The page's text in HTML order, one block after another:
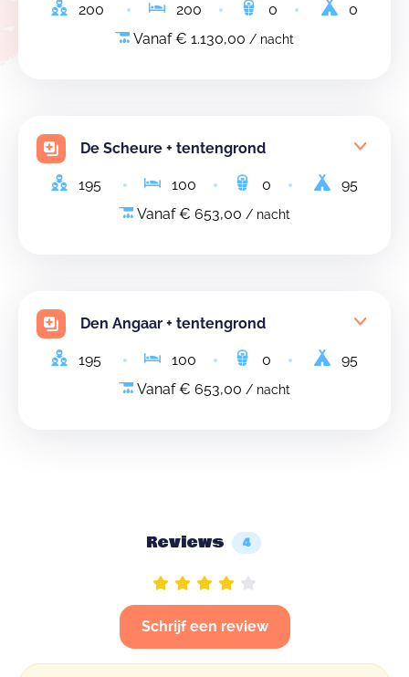
200 200 0
0
Vanaf € 1.130,00 / nacht
De Scheure + tentengrond
195 100 0
95
Vanaf € 653,00 / nacht
Den Angaar + tentengrond
195 100 0
95
Vanaf € 653,00 / nacht
Reviews 4
Schrijf een review